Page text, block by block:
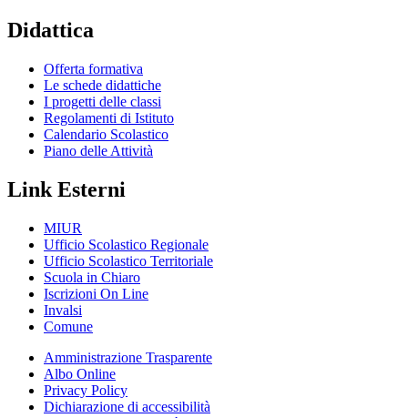
Didattica
Offerta formativa
Le schede didattiche
I progetti delle classi
Regolamenti di Istituto
Calendario Scolastico
Piano delle Attività
Link Esterni
MIUR
Ufficio Scolastico Regionale
Ufficio Scolastico Territoriale
Scuola in Chiaro
Iscrizioni On Line
Invalsi
Comune
Amministrazione Trasparente
Albo Online
Privacy Policy
Dichiarazione di accessibilità